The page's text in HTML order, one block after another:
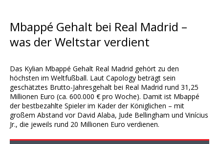
Mbappé Gehalt bei Real Madrid –
was der Weltstar verdient
Das Kylian Mbappé Gehalt Real Madrid gehört zu den
höchsten im Weltfußball. Laut Capology beträgt sein
geschätztes Brutto-Jahresgehalt bei Real Madrid rund 31,25
Millionen Euro (ca. 600.000 € pro Woche). Damit ist Mbappé
der bestbezahlte Spieler im Kader der Königlichen – mit
großem Abstand vor David Alaba, Jude Bellingham und Vinícius
Jr., die jeweils rund 20 Millionen Euro verdienen.